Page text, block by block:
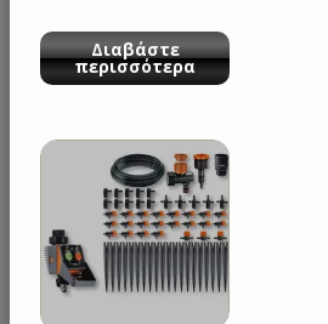
Διαβάστε
περισσότερα